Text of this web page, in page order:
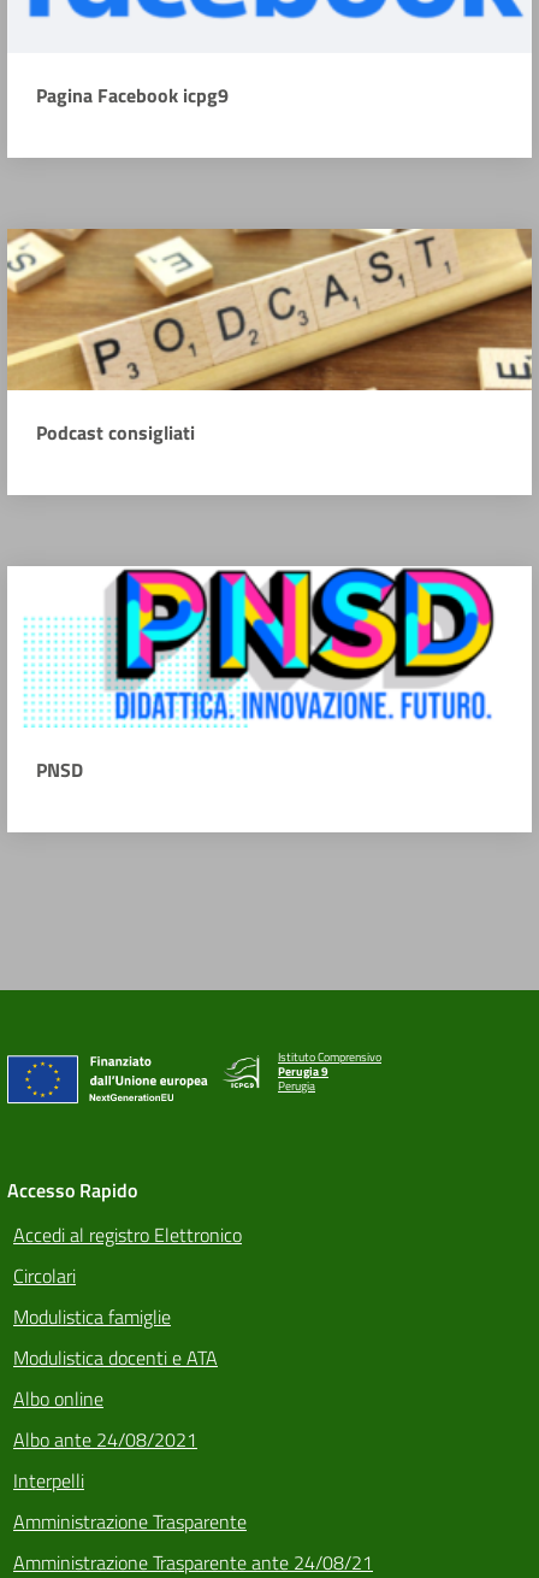
Pagina Facebook icpg9
Podcast consigliati
PNSD
Istituto Comprensivo
Perugia 9
Perugia
Accesso Rapido
Accedi al registro Elettronico
Circolari
Modulistica famiglie
Modulistica docenti e ATA
Albo online
Albo ante 24/08/2021
Interpelli
Amministrazione Trasparente
Amministrazione Trasparente ante 24/08/21